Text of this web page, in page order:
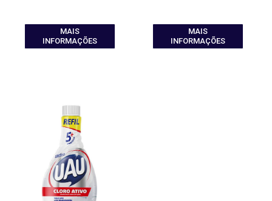
MAIS
INFORMAÇÕES
MAIS
INFORMAÇÕES